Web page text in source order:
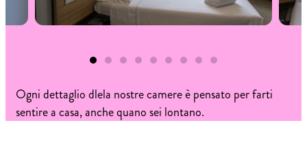
Ogni dettaglio dlela nostre camere è pensato per farti
sentire a casa, anche quano sei lontano.